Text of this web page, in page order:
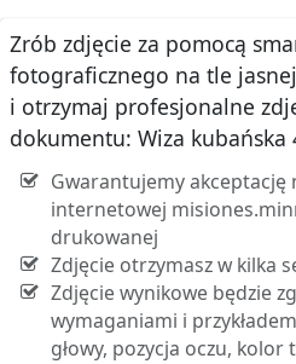
Zrób zdjęcie za pomocą
fotograficznego na tle
i otrzymaj profesjonalne
dokumentu: Wiza kubańska
Gwarantujemy
internetowej
drukowanej
Zdjęcie otrzymasz w kilka
Zdjęcie wynikowe będzie
wymaganiami i
głowy, pozycja oczu,